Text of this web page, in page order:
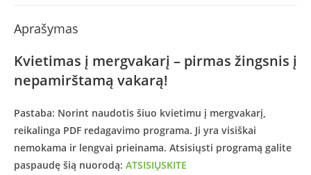
Aprašymas
Kvietimas į mergvakarį – pirmas žingsnis į
nepamirštamą vakarą!
Pastaba: Norint naudotis šiuo kvietimu į mergvakarį,
reikalinga PDF redagavimo programa. Ji yra visiškai
nemokama ir lengvai prieinama. Atsisiųsti programą galite
paspaudę šią nuorodą: ATSISIŲSKITE